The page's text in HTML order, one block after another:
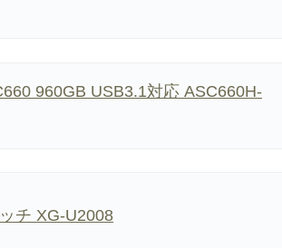
960GB USB3.1対応 ASC660H-
チ XG-U2008